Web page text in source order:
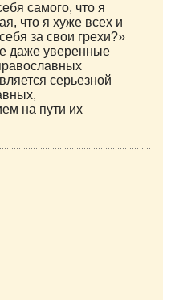
самого, что я
что я хуже всех и
за свои грехи?»
даже уверенные
серьезной
на пути их